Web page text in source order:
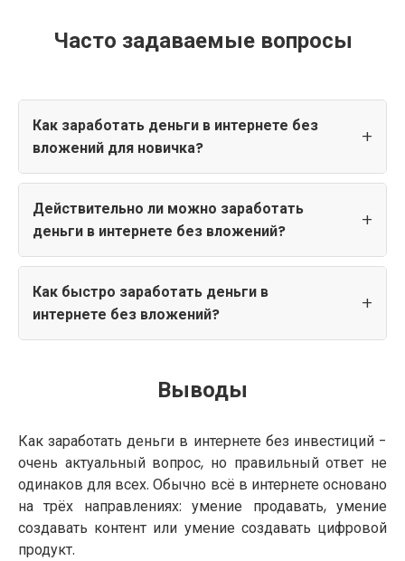
Часто задаваемые вопросы
Как заработать деньги в интернете без
вложений для новичка?
Действительно ли можно заработать
деньги в интернете без вложений?
Как быстро заработать деньги в
интернете без вложений?
Выводы
Как заработать деньги в интернете без инвестиций -
очень актуальный вопрос, но правильный ответ не
одинаков для всех. Обычно всё в интернете основано
на трёх направлениях: умение продавать, умение
создавать контент или умение создавать цифровой
продукт.